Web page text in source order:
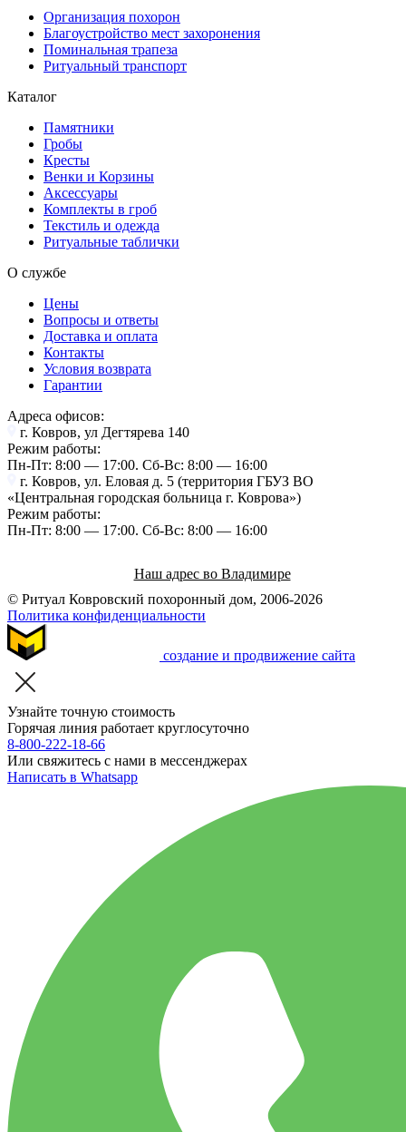
Организация похорон
Благоустройство мест захоронения
Поминальная трапеза
Ритуальный транспорт
Каталог
Памятники
Гробы
Кресты
Венки и Корзины
Аксессуары
Комплекты в гроб
Текстиль и одежда
Ритуальные таблички
О службе
Цены
Вопросы и ответы
Доставка и оплата
Контакты
Условия возврата
Гарантии
Адреса офисов:
г. Ковров, ул Дегтярева 140
Режим работы:
Пн-Пт: 8:00 — 17:00. Cб-Вс: 8:00 — 16:00
г. Ковров, ул. Еловая д. 5 (территория ГБУЗ ВО
«Центральная городская больница г. Коврова»)
Режим работы:
Пн-Пт: 8:00 — 17:00. Cб-Вс: 8:00 — 16:00
Наш адрес во Владимире
© Ритуал Ковровский похоронный дом, 2006-2026
Политика конфиденциальности
создание и продвижение сайта
Узнайте точную стоимость
Горячая линия работает круглосуточно
8-800-222-18-66
Или свяжитесь с нами в мессенджерах
Написать в Whatsapp